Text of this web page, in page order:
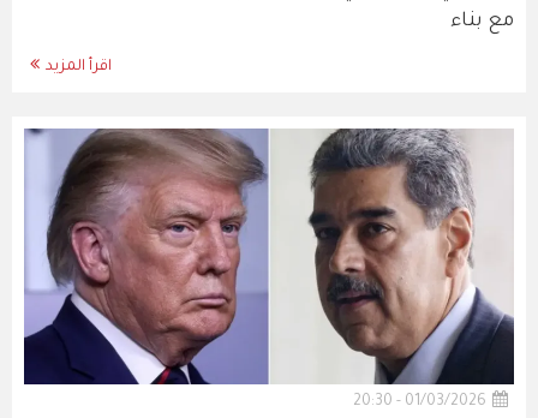
مع بناء
اقرأ المزيد
01/03/2026 - 20:30